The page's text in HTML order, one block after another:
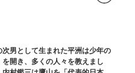
男として生まれた平洲は少年の
開き、多くの人々を教えまし